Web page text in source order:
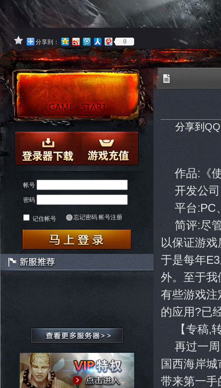
分享到： 0
帐号
密码
记住帐号 忘记密码 帐号注册
分享到
作品:《
开发公
平台:PC
简评:尽
以保证游
于是每年
外。至于
有些游戏注
的应用?已
【专稿,
再过一
国西海岸
带来第一